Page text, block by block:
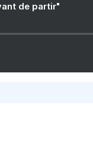
de partir"